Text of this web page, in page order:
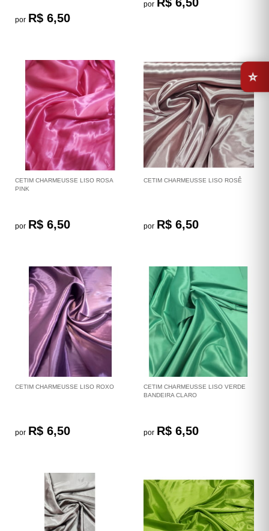
por R$ 6,50
por
CETIM CHARMEUSSE LISO ROSA
PINK
por R$ 6,50
CETIM CHARMEUSSE LISO ROSÊ
por R$ 6,50
CETIM CHARMEUSSE LISO ROXO
por R$ 6,50
CETIM CHARMEUSSE LISO VERDE
BANDEIRA CLARO
por R$ 6,50
⭐